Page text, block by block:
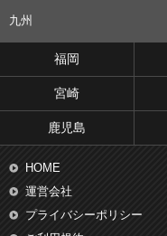
九州
福岡
宮崎
鹿児島
HOME
運営会社
プライバシーポリシー